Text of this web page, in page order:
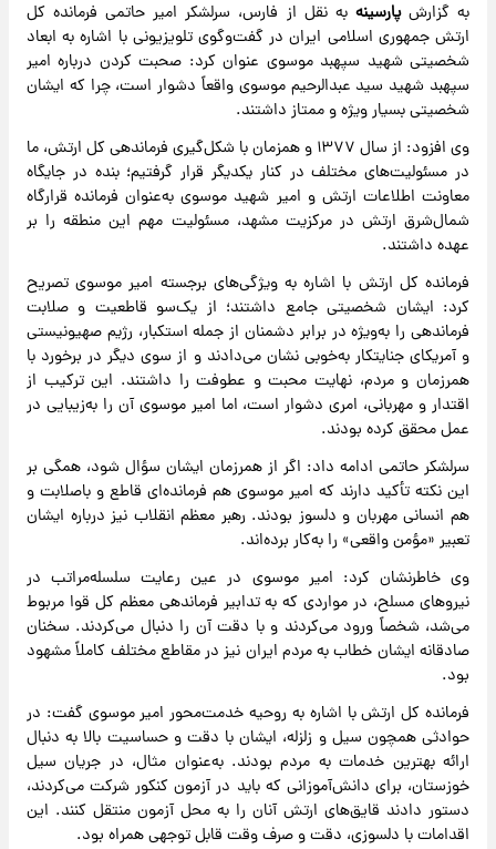
به گزارشپارسینه به نقل از فارس، سرلشکر امیر حاتمی فرمانده کل
ارتش جمهوری اسلامی ایران در گفت‌وگوی تلویزیونی با اشاره به ابعاد
شخصیتی شهید سپهبد موسوی عنوان کرد: صحبت کردن درباره امیر
سپهبد شهید سید عبدالرحیم موسوی واقعاً دشوار است، چرا که ایشان
شخصیتی بسیار ویژه و ممتاز داشتند.
وی افزود: از سال ۱۳۷۷ و همزمان با شکل‌گیری فرماندهی کل ارتش، ما
در مسئولیت‌های مختلف در کنار یکدیگر قرار گرفتیم؛ بنده در جایگاه
معاونت اطلاعات ارتش و امیر شهید موسوی به‌عنوان فرمانده قرارگاه
شمال‌شرق ارتش در مرکزیت مشهد، مسئولیت مهم این منطقه را بر
عهده داشتند.
فرمانده کل ارتش با اشاره به ویژگی‌های برجسته امیر موسوی تصریح
کرد: ایشان شخصیتی جامع داشتند؛ از یک‌سو قاطعیت و صلابت
فرماندهی را به‌ویژه در برابر دشمنان از جمله استکبار، رژیم صهیونیستی
و آمریکای جنایتکار به‌خوبی نشان می‌دادند و از سوی دیگر در برخورد با
همرزمان و مردم، نهایت محبت و عطوفت را داشتند. این ترکیب از
اقتدار و مهربانی، امری دشوار است، اما امیر موسوی آن را به‌زیبایی در
عمل محقق کرده بودند.
سرلشکر حاتمی ادامه داد: اگر از همرزمان ایشان سؤال شود، همگی بر
این نکته تأکید دارند که امیر موسوی هم فرمانده‌ای قاطع و باصلابت و
هم انسانی مهربان و دلسوز بودند. رهبر معظم انقلاب نیز درباره ایشان
تعبیر «مؤمن واقعی» را به‌کار برده‌اند.
وی خاطرنشان کرد: امیر موسوی در عین رعایت سلسله‌مراتب در
نیروهای مسلح، در مواردی که به تدابیر فرماندهی معظم کل قوا مربوط
می‌شد، شخصاً ورود می‌کردند و با دقت آن را دنبال می‌کردند. سخنان
صادقانه ایشان خطاب به مردم ایران نیز در مقاطع مختلف کاملاً مشهود
بود.
فرمانده کل ارتش با اشاره به روحیه خدمت‌محور امیر موسوی گفت: در
حوادثی همچون سیل و زلزله، ایشان با دقت و حساسیت بالا به دنبال
ارائه بهترین خدمات به مردم بودند. به‌عنوان مثال، در جریان سیل
خوزستان، برای دانش‌آموزانی که باید در آزمون کنکور شرکت می‌کردند،
دستور دادند قایق‌های ارتش آنان را به محل آزمون منتقل کنند. این
اقدامات با دلسوزی، دقت و صرف وقت قابل توجهی همراه بود.